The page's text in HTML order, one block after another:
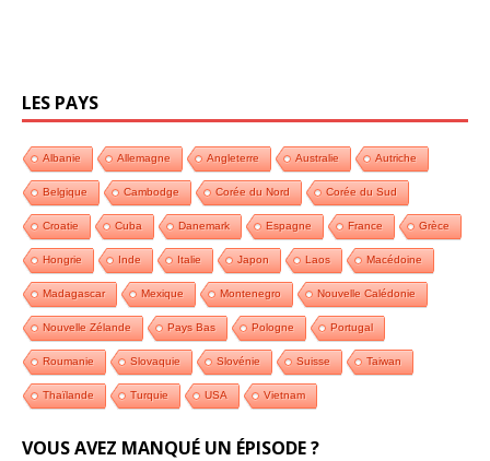
LES PAYS
Albanie Allemagne Angleterre Australie Autriche
Belgique Cambodge Corée du Nord Corée du Sud
Croatie Cuba Danemark Espagne France Grèce
Hongrie Inde Italie Japon Laos Macédoine
Madagascar Mexique Montenegro Nouvelle Calédonie
Nouvelle Zélande Pays Bas Pologne Portugal
Roumanie Slovaquie Slovénie Suisse Taiwan
Thaïlande Turquie USA Vietnam
VOUS AVEZ MANQUÉ UN ÉPISODE ?